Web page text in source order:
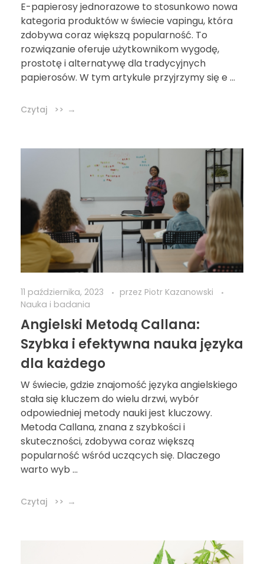
E-papierosy jednorazowe to stosunkowo nowa
kategoria produktów w świecie vapingu, która
zdobywa coraz większą popularność. To
rozwiązanie oferuje użytkownikom wygodę,
prostotę i alternatywę dla tradycyjnych
papierosów. W tym artykule przyjrzymy się e ...
Czytaj >>
11 października, 2023 przez Piotr Kazanowski
Nauka i badania
Angielski Metodą Callana:
Szybka i efektywna nauka języka
dla każdego
W świecie, gdzie znajomość języka angielskiego
stała się kluczem do wielu drzwi, wybór
odpowiedniej metody nauki jest kluczowy.
Metoda Callana, znana z szybkości i
skuteczności, zdobywa coraz większą
popularność wśród uczących się. Dlaczego
warto wyb ...
Czytaj >>